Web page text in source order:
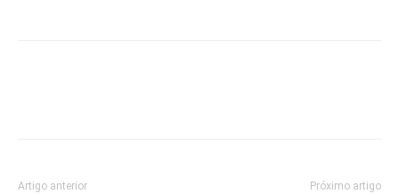
Artigo anterior Próximo artigo